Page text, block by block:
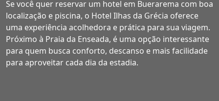
Se você quer reservar um hotel em Buerarema com boa
localização e piscina, o Hotel Ilhas da Grécia oferece
uma experiência acolhedora e prática para sua viagem.
Próximo à Praia da Enseada, é uma opção interessante
para quem busca conforto, descanso e mais facilidade
para aproveitar cada dia da estadia.